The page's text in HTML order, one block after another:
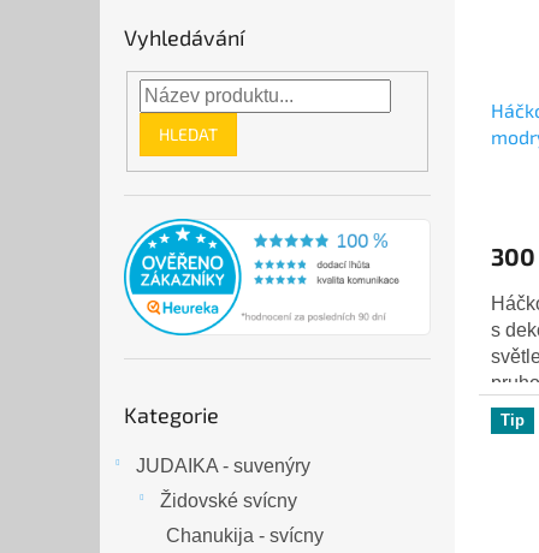
Vyhledávání
HLEDAT
kategorie
Kategorie
JUDAIKA - suvenýry
Židovské svícny
Chanukija - svícny
300
s
Tip